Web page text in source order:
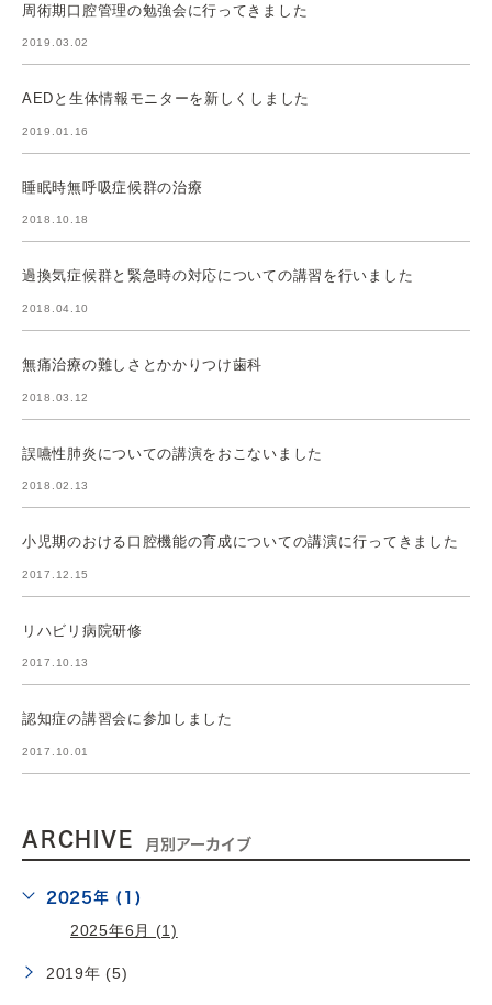
周術期口腔管理の勉強会に行ってきました
2019.03.02
AEDと生体情報モニターを新しくしました
2019.01.16
睡眠時無呼吸症候群の治療
2018.10.18
過換気症候群と緊急時の対応についての講習を行いました
2018.04.10
無痛治療の難しさとかかりつけ歯科
2018.03.12
誤嚥性肺炎についての講演をおこないました
2018.02.13
小児期のおける口腔機能の育成についての講演に行ってきました
2017.12.15
リハビリ病院研修
2017.10.13
認知症の講習会に参加しました
2017.10.01
ARCHIVE 月別アーカイブ
2025年 (1)
2025年6月 (1)
2019年 (5)